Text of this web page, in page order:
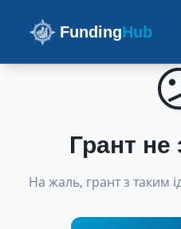
FundingHub
Грант не
На жаль, грант з таким